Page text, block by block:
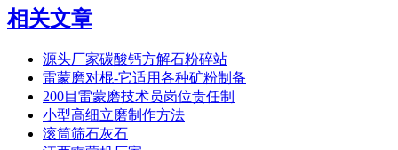
相关文章
源头厂家碳酸钙方解石粉碎站
雷蒙磨对棍-它适用各种矿粉制备
200目雷蒙磨技术员岗位责任制
小型高细立磨制作方法
滚筒筛石灰石